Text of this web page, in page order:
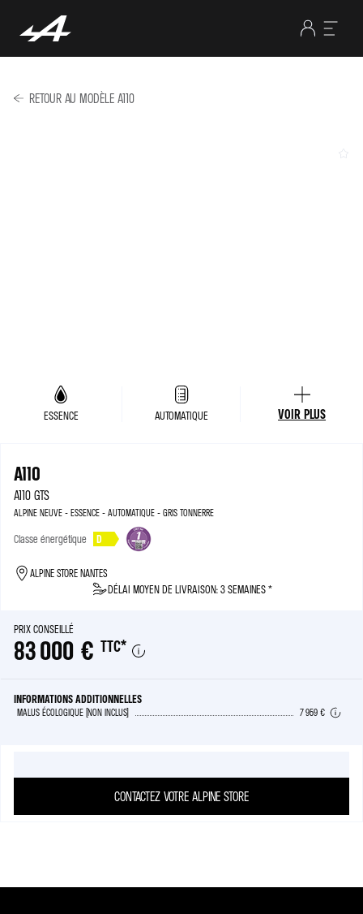
RETOUR AU MODÈLE A110
ESSENCE AUTOMATIQUE VOIR PLUS
A110
A110 GTS
ALPINE NEUVE - ESSENCE - AUTOMATIQUE - GRIS TONNERRE
Classe énergétique D
ALPINE STORE NANTES
DÉLAI MOYEN DE LIVRAISON: 3 SEMAINES *
PRIX CONSEILLÉ
83 000 € TTC*
INFORMATIONS ADDITIONNELLES
MALUS ÉCOLOGIQUE (NON INCLUS) 7 959 €
CONTACTEZ VOTRE ALPINE STORE